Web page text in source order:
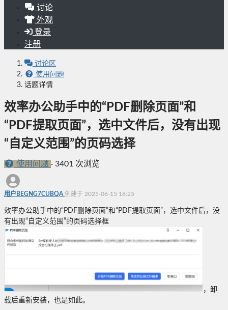
讨论
外观
登录
注册
讨论区
使用问题
话题详情
效率办公助手中的“PDF删除页面”和
“PDF提取页面”，选中文件后，没有出现
“自定义范围”的页码选择
使用问题 · 3401 次浏览
用户BEGNG7CUBQA 创建于 2025-06-15 16:25
效率办公助手中的“PDF删除页面”和“PDF提取页面”，选中文件后，没
有出现“自定义范围”的页码选择框
，卸
载后重新安装，也是如此。